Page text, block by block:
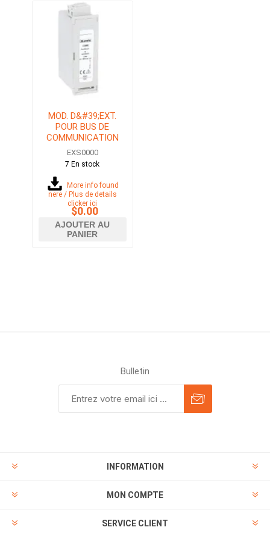
MOD. D&#39;EXT.
POUR BUS DE
COMMUNICATION
EASY BRANCH
EXS0000
7 En stock
More info found
here / Plus de details
clicker ici
$0.00
AJOUTER AU
PANIER
Bulletin
INFORMATION
MON COMPTE
SERVICE CLIENT